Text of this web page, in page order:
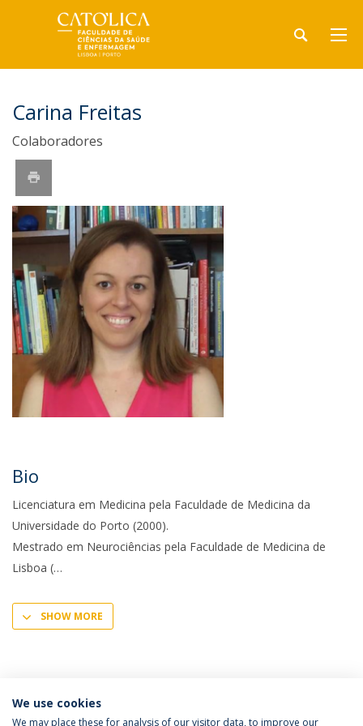
Carina Freitas
Colaboradores
Bio
Licenciatura em Medicina pela Faculdade de Medicina da
Universidade do Porto (2000).
Mestrado em Neurociências pela Faculdade de Medicina de
Lisboa (
SHOW MORE
We use cookies
We may place these for analysis of our visitor data, to improve our